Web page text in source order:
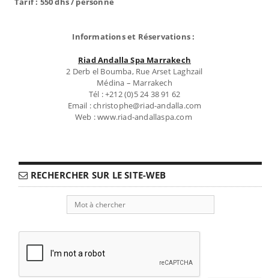
Informations et Réservations :
Riad Andalla Spa Marrakech
2 Derb el Boumba, Rue Arset Laghzail
Médina – Marrakech
Tél : +212 (0)5 24 38 91 62
Email : christophe@riad-andalla.com
Web : www.riad-andallaspa.com
RECHERCHER SUR LE SITE-WEB